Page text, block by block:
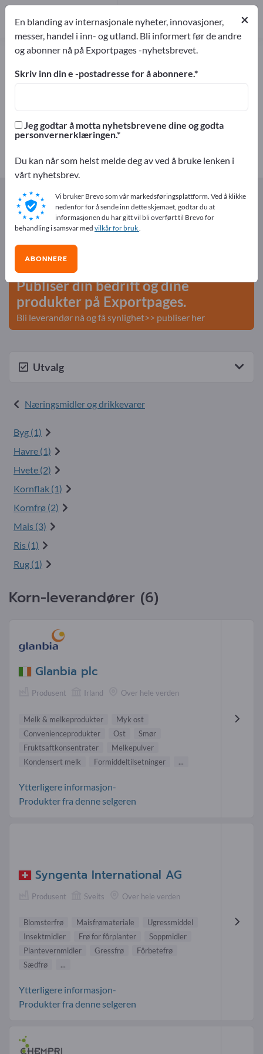
Korn – finn produsenter og
leverandører
Distributører
Produsent5
Distributører
Exportpages Næringsmidler og drikkevarer Korn
Annonser gratis på Exportpages!
Behov – Tilbud – Brukte varer – Forretningskontakter >>
start her
Publiser din bedrift og dine
produkter på Exportpages.
Bli leverandør nå og få synlighet>> publiser her
Utvalg
Næringsmidler og drikkevarer
Byg (1)
Havre (1)
Hvete (2)
Kornflak (1)
Kornfrø (2)
Mais (3)
Ris (1)
Rug (1)
Korn-leverandører (6)
Glanbia plc
Produsent Irland Over hele verden
Melk & melkeprodukter
Myk ost
Convenienceprodukter
Ost
Smør
Fruktsaftkonsentrater
Melkepulver
Kondensert melk
Formiddeltilsetninger ...
Ytterligere informasjon-
Produkter fra denne selgeren
Syngenta International AG
Produsent Sveits Over hele verden
Blomsterfrø Maisfrømateriale
Ugressmiddel
Insektmidler
Frø for fôrplanter
Soppmidler
Plantevernmidler
Gressfrø
Fôrbetefrø
Sædfrø
...
Ytterligere informasjon-
Produkter fra denne selgeren
×
En blanding av internasjonale nyheter, innovasjoner,
messer, handel i inn- og utland. Bli informert før de andre
og abonner nå på Exportpages -nyhetsbrevet.
Skriv inn din e -postadresse for å abonnere.
Jeg godtar å motta nyhetsbrevene dine og godta
personvernerklæringen.
Du kan når som helst melde deg av ved å bruke lenken i
vårt nyhetsbrev.
Vi bruker Brevo som vår markedsføringsplattform. Ved å klikke
nedenfor for å sende inn dette skjemaet, godtar du at
informasjonen du har gitt vil bli overført til Brevo for
behandling i samsvar med vilkår for bruk.
ABONNERE